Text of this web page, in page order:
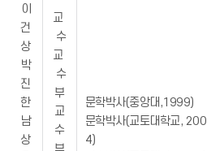
이
건
상
박
진
한
남
상
교
수
교
수
부
교
수
문학박사(중앙대,1999)
문학박사(교토대학교, 200
4)